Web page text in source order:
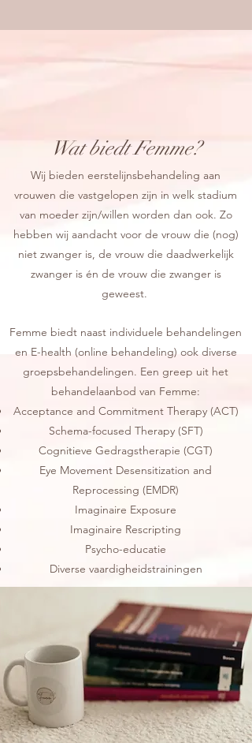
Wat biedt Femme?
Wij bieden eerstelijnsbehandeling aan
vrouwen die vastgelopen zijn in welk stadium
van moeder zijn/willen worden dan ook. Zo
hebben wij aandacht voor de vrouw die (nog)
niet zwanger is, de vrouw die daadwerkelijk
zwanger is én de vrouw die zwanger is
geweest.
Femme biedt naast individuele behandelingen
en E-health (online behandeling) ook diverse
groepsbehandelingen. Een greep uit het
behandelaanbod van Femme:
Acceptance and Commitment Therapy (ACT)
Schema-focused Therapy (SFT)
Cognitieve Gedragstherapie (CGT)
Eye Movement Desensitization and
Reprocessing (EMDR)
Imaginaire Exposure
Imaginaire Rescripting
Psycho-educatie
Diverse vaardigheidstrainingen